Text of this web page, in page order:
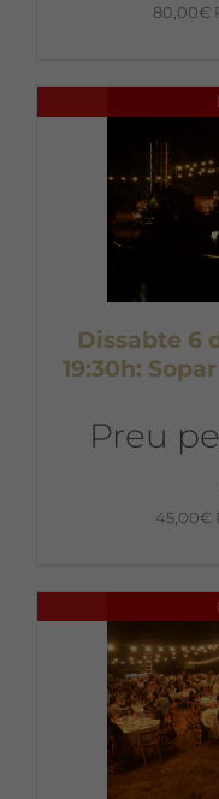
80,00€
Dissabte 6
19:30h:
Preu
45,00€